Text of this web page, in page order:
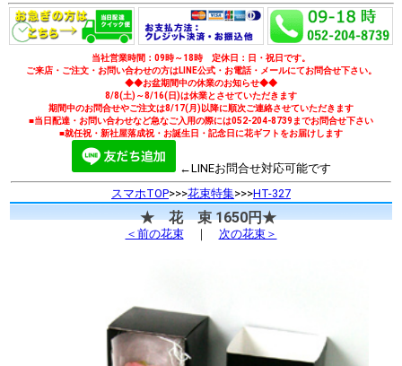
当社営業時間：09時～18時 定休日：日・祝日です。
ご来店・ご注文・お問い合わせの方はLINE公式・お電話・メールにてお問合せ下さい。
◆◆お盆期間中の休業のお知らせ◆◆
8/8(土)～8/16(日)は休業とさせていただきます
期間中のお問合せやご注文は8/17(月)以降に順次ご連絡させていただきます
■当日配達・お問い合わせなど急なご入用の際には052-204-8739までお問合せ下さい
■就任祝・新社屋落成祝・お誕生日・記念日に花ギフトをお届けします
←LINEお問合せ対応可能です
スマホTOP>>>花束特集>>>HT-327
★ 花 束 1650円★
＜前の花束｜ 次の花束＞